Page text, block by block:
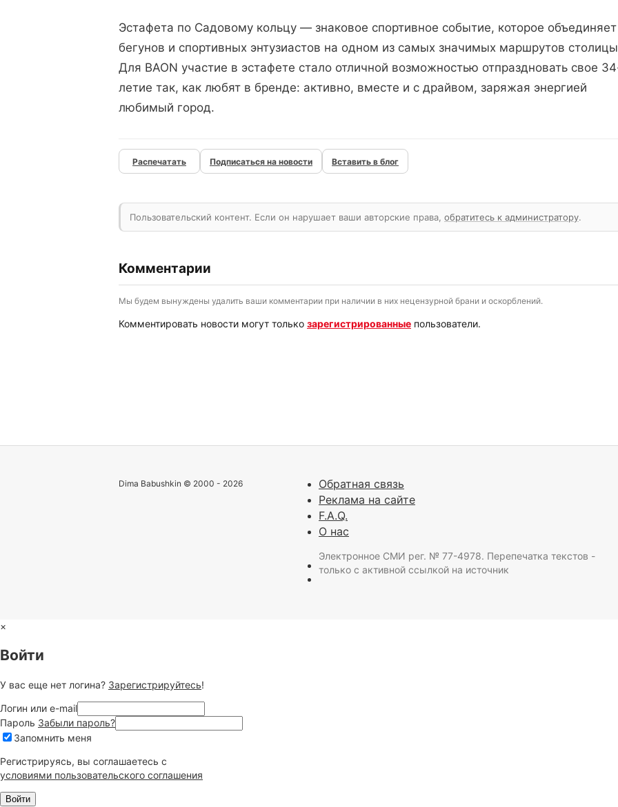
Эстафета по Садовому кольцу — знаковое спортивное событие, которое объединяет
бегунов и спортивных энтузиастов на одном из самых значимых маршрутов
Для BAON участие в эстафете стало отличной возможностью отпраздновать свое
летие так, как любят в бренде: активно, вместе и с драйвом, заряжая энергией
любимый город.
Подписаться на новости Вставить в блог
Пользовательский контент. Если он нарушает ваши авторские права, обратитесь к администратору.
Комментарии
Мы будем вынуждены удалить ваши комментарии при наличии в них нецензурной брани и оскорблений.
Комментировать новости могут только зарегистрированные пользователи.
Dima Babushkin © 2000 - 2026
Обратная связь
Реклама на сайте
F.A.Q.
О нас
Электронное СМИ рег. № 77-4978. Перепечатка текстов -
только с активной ссылкой на источник
×
Войти
У вас еще нет логина? Зарегистрируйтесь!
Логин или e-mail
Пароль Забыли пароль?
Запомнить меня
Регистрируясь, вы соглашаетесь c
условиями пользовательского соглашения